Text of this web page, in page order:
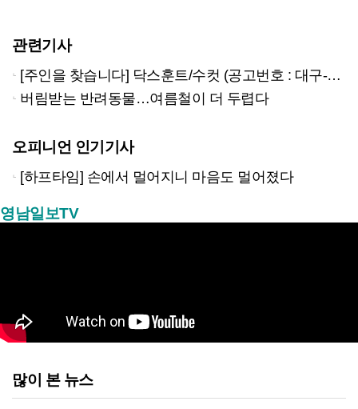
관련기사
[주인을 찾습니다] 닥스훈트/수컷 (공고번호 : 대구-서구-2018-00345)…
버림받는 반려동물…여름철이 더 두렵다
오피니언 인기기사
[하프타임] 손에서 멀어지니 마음도 멀어졌다
영남일보TV
많이 본 뉴스